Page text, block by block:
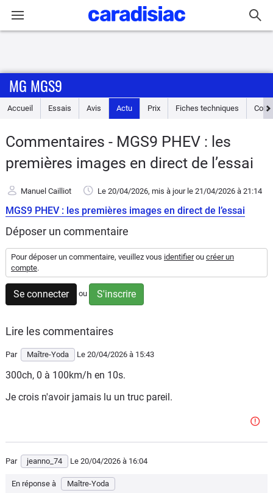
Accueil
Essais
d'achat
Electriques
Utilitaires
Flottes
Auto
Services
Forum
Moto
MG MGS9
Accueil Essais Avis Actu Prix Fiches techniques Cote
Commentaires - MGS9 PHEV : les
premières images en direct de l’essai
Manuel Cailliot Le 20/04/2026, mis à jour le 21/04/2026 à 21:14
MGS9 PHEV : les premières images en direct de l’essai
Déposer un commentaire
Pour déposer un commentaire, veuillez vous identifierou créer un
compte.
Se connecter ou S'inscrire
Lire les commentaires
Par Maître-Yoda Le 20/04/2026 à 15:43
300ch, 0 à 100km/h en 10s.
Je crois n'avoir jamais lu un truc pareil.
Par jeanno_74 Le 20/04/2026 à 16:04
En réponse à Maître-Yoda